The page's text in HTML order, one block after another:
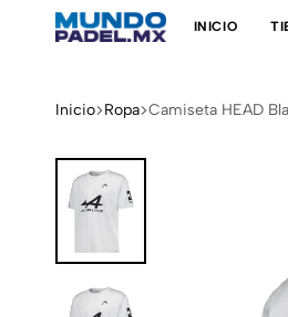
padel
INICIO
Inicio Ropa Camiseta HEAD